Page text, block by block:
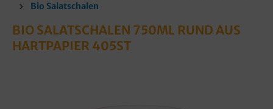
Bio Salatschalen
BIO SALATSCHALEN 750ML RUND AUS
HARTPAPIER 405ST